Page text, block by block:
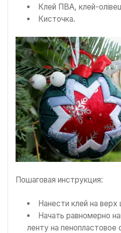
Клей ПВА, клей-
Кисточка.
Пошаговая инструкция:
Нанести клей на верх
Начать равномерно
ленту на